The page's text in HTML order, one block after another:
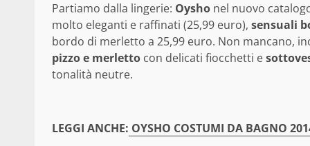
Partiamo dalla lingerie: Oysho nel nuovo
molto eleganti e raffinati (25,99 euro), sensuali
bordo di merletto a 25,99 euro. Non mancano,
pizzo e merletto con delicati fiocchetti e
tonalità neutre.
LEGGI ANCHE: OYSHO COSTUMI DA BAGNO